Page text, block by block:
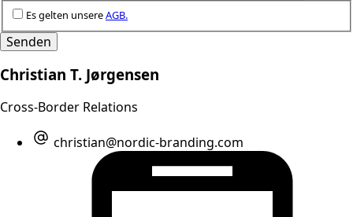
Es gelten unsereAGB.
Senden
Christian T. Jørgensen
Cross-Border Relations
christian@nordic-branding.com